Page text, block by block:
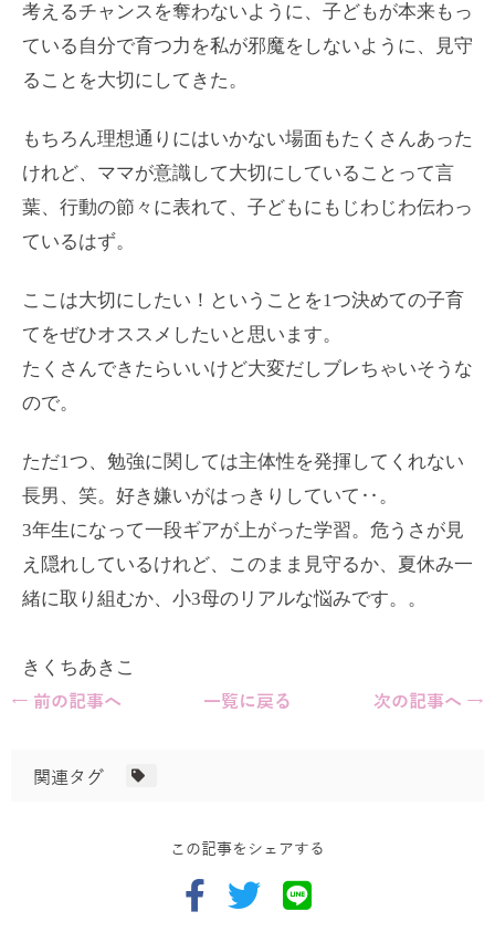
考えるチャンスを奪わないように、子どもが本来もっ
ている自分で育つ力を私が邪魔をしないように、見守
ることを大切にしてきた。
もちろん理想通りにはいかない場面もたくさんあった
けれど、ママが意識して大切にしていることって言
葉、行動の節々に表れて、子どもにもじわじわ伝わっ
ているはず。
ここは大切にしたい！ということを1つ決めての子育
てをぜひオススメしたいと思います。
たくさんできたらいいけど大変だしブレちゃいそうな
ので。
ただ1つ、勉強に関しては主体性を発揮してくれない
長男、笑。好き嫌いがはっきりしていて‥。
3年生になって一段ギアが上がった学習。危うさが見
え隠れしているけれど、このまま見守るか、夏休み一
緒に取り組むか、小3母のリアルな悩みです。。
きくちあきこ
← 前の記事へ 一覧に戻る 次の記事へ →
関連タグ
この記事をシェアする